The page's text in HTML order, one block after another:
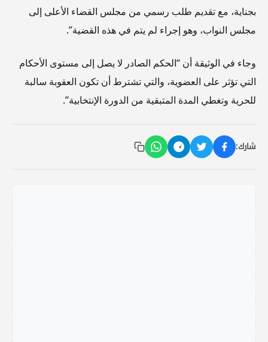
بجناية، مع تقديم طلب رسمي من مجلس القضاء الأعلى إلى
مجلس النواب، وهو إجراء لم يتم في هذه القضية”.
وجاء في الوثيقة أن “الحكم الصادر لا يصل إلى مستوى الأحكام
التي تؤثر على العضوية، والتي تشترط أن تكون العقوبة سالبة
للحرية وتغطي المدة المتبقية من الدورة الإنتخابية”.
شارك: